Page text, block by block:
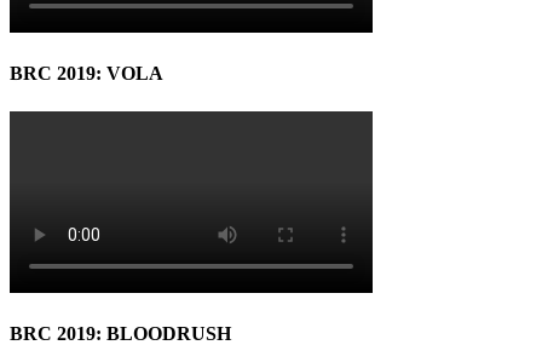
BRC 2019: VOLA
BRC 2019: BLOODRUSH